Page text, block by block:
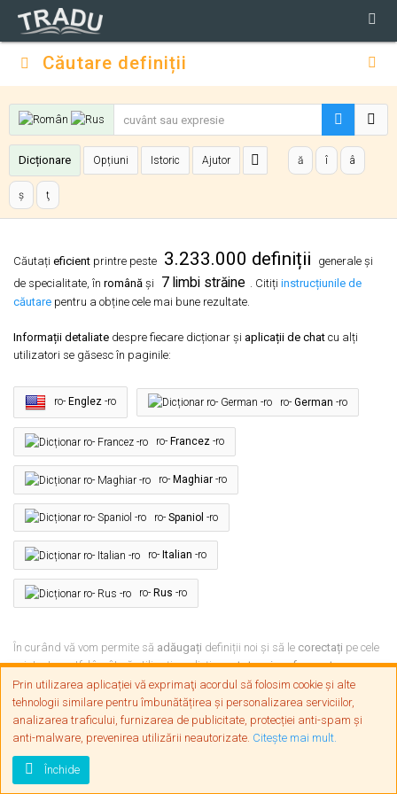
Căutare definiții
Dicționare Opțiuni Istoric Ajutor ă î â
ş ţ
Căutați eficient printre peste 3.233.000 definiții
generale și
de specialitate, în română și 7 limbi străine . Citiți instrucțiunile de
căutare pentru a obține cele mai bune rezultate.
Informații detaliate despre fiecare dicționar și aplicații de chat cu alți
utilizatori se găsesc în paginile:
ro- Englez -ro ro- German -ro
ro- Francez -ro
ro- Maghiar -ro
ro- Spaniol -ro
ro- Italian -ro
ro- Rus -ro
În curând vă vom permite să adăugați definiții noi și să le corectați pe cele
existente, astfel încât să utilizați un dicționartot mai performant.
Condiții de utilizare Contact Sitemap
Prin utilizarea aplicației vă exprimaţi acordul să folosim cookie și alte
tehnologii similare pentru îmbunătățirea și personalizarea serviciilor,
analizarea traficului, furnizarea de publicitate, protecției anti-spam și
anti-malware, prevenirea utilizării neautorizate. Citeşte mai mult.
Închide